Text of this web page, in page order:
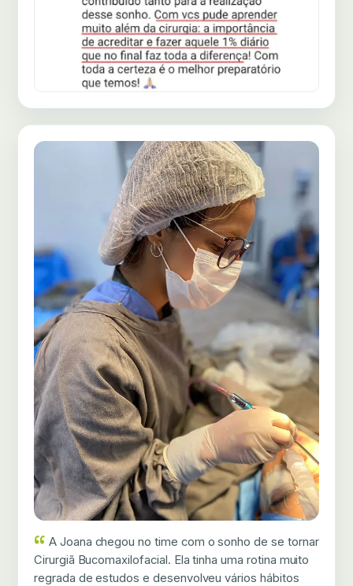
A Joana chegou no time com o sonho de se tornar
Cirurgiã Bucomaxilofacial. Ela tinha uma rotina muito
regrada de estudos e desenvolveu vários hábitos